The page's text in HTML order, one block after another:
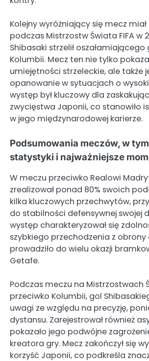
Kolejny wyróżniający się mecz
podczas Mistrzostw Świata FIFA w
Shibasaki strzelił
Kolumbii. Mecz ten nie tylko
umiejętności strzeleckie, ale także
opanowanie w sytuacjach o
występ był kluczowy dla
zwycięstwa Japonii, co stanowiło
w jego międzynarodowej karierze.
Podsumowania meczów, w
statystyki i najważniejsze
W meczu przeciwko Realowi
zrealizował ponad 80% swoich
kilka kluczowych przechwytów,
do stabilności defensywnej swojej
występ charakteryzował się
szybkiego przechodzenia z
prowadziło do wielu okazji
Getafe.
Podczas meczu na Mistrzostwach
przeciwko Kolumbii, gol
uwagi ze względu na precyzję,
dystansu. Zarejestrował również
pokazało jego podwójne
kreatora gry. Mecz zakończył się
korzyść Japonii, co podkreśla